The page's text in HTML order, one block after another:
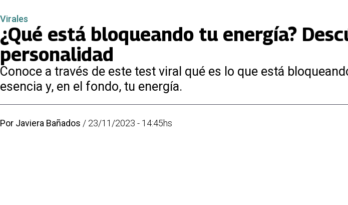
Virales
¿Qué está bloqueando tu energía?
personalidad
Conoce a través de este test viral qué es lo que está
esencia y, en el fondo, tu energía.
Por Javiera Bañados / 23/11/2023 - 14:45hs